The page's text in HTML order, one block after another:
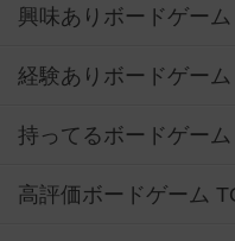
興味ありボードゲー
経験ありボードゲー
持ってるボードゲー
高評価ボードゲーム